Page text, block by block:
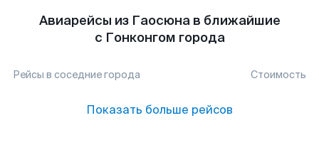
Авиарейсы из Гаосюна в ближайшие
с Гонконгом города
Рейсы в соседние города Стоимость
Показать больше рейсов